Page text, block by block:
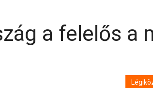
a felelős a